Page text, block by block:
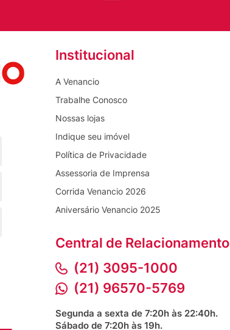
Institucional
A Venancio
Trabalhe Conosco
Nossas lojas
Indique seu imóvel
Política de Privacidade
Assessoria de Imprensa
Corrida Venancio 2026
Aniversário Venancio 2025
Central de Relacionamento
(21) 3095-1000
(21) 96570-5769
Segunda a sexta de 7:20h às 22:40h.
Sábado de 7:20h às 19h.